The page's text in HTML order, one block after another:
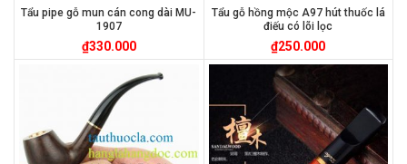
Tẩu pipe gỗ mun cán cong dài MU-
1907
₫330.000
Tẩu gỗ hồng mộc A97 hút thuốc lá
điếu có lõi lọc
₫250.000